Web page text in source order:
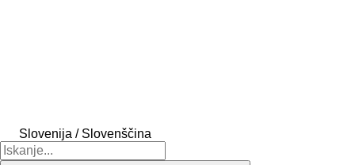
Slovenija / Slovenščina